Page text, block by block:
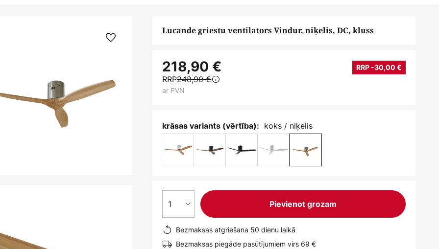
Lucande griestu ventilators Vindur, niķelis, DC, kluss
218,90 € RRP -30,00 €
RRP248,90 €
ar PVN
krāsas variants (vērtība): koks / niķelis
1 Pievienot grozam
Bezmaksas atgriešana 50 dienu laikā
Bezmaksas piegāde pasūtījumiem virs 69 €